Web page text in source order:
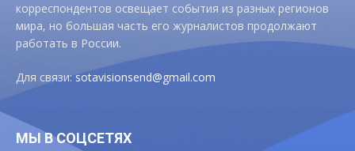
корреспондентов освещает события из разных регионов
мира, но большая часть его журналистов продолжают
работать в России.
Для связи:sotavisionsend@gmail.com
МЫ В СОЦСЕТЯХ